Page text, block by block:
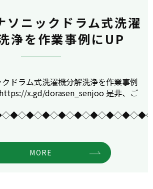
ソニックドラム式洗濯
浄を作業事例にUP
ドラム式洗濯機分解洗浄を作業事例
x.gd/dorasen_senjoo 是非、ご
MORE